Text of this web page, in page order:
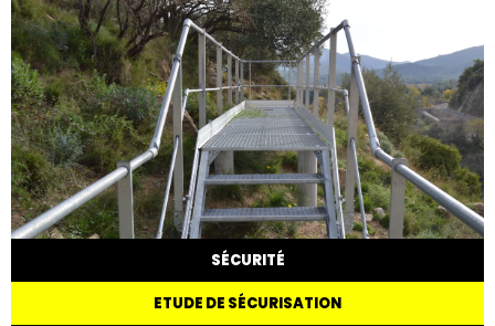
SÉCURITÉ
ETUDE DE SÉCURISATION